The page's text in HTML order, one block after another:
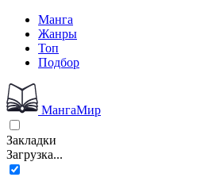
Манга
Жанры
Топ
Подбор
МангаМир
Закладки
Загрузка...